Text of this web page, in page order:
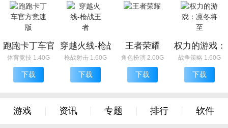
跑跑卡丁车官方竞速版
体育竞技 1.40G
下载
穿越火线-枪战王者
枪战射击 1.60G
下载
王者荣耀
角色扮演 2.00G
下载
权力的游戏
战争策略 1.60G
下载
游戏 资讯 专题 排行 软件